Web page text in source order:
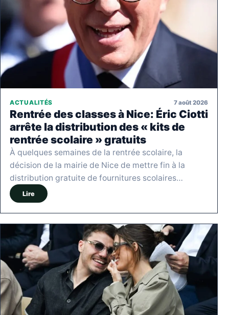
ACTUALITÉS 7 août 2026
Rentrée des classes à Nice: Éric Ciotti
arrête la distribution des « kits de
rentrée scolaire » gratuits
À quelques semaines de la rentrée scolaire, la
décision de la mairie de Nice de mettre fin à la
distribution gratuite de fournitures scolaires…
Lire